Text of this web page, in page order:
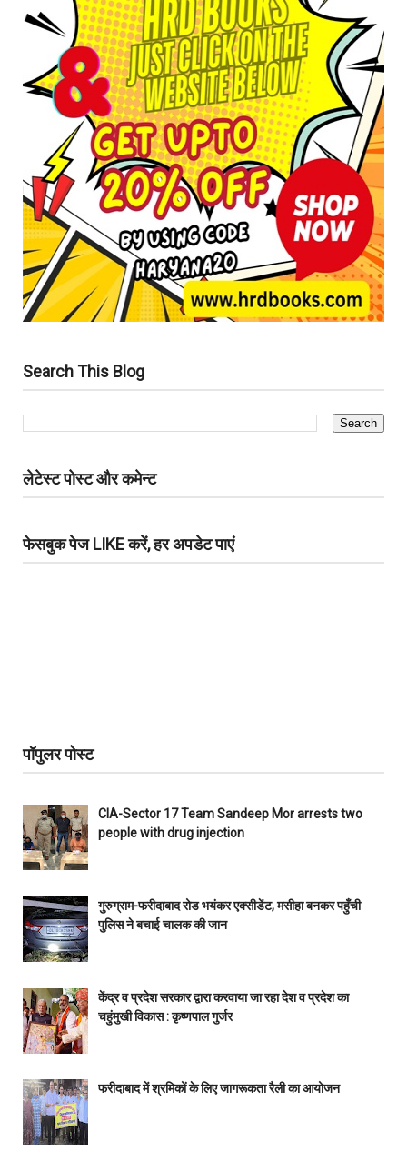
Search This Blog
लेटेस्ट पोस्ट और कमेन्ट
फेसबुक पेज LIKE करें, हर अपडेट पाएं
पॉपुलर पोस्ट
CIA-Sector 17 Team Sandeep Mor arrests two
people with drug injection
गुरुग्राम-फरीदाबाद रोड भयंकर एक्सीडेंट, मसीहा बनकर पहुँची
पुलिस ने बचाई चालक की जान
केंद्र व प्रदेश सरकार द्वारा करवाया जा रहा देश व प्रदेश का
चहुंमुखी विकास : कृष्णपाल गुर्जर
फरीदाबाद में श्रमिकों के लिए जागरूकता रैली का आयोजन